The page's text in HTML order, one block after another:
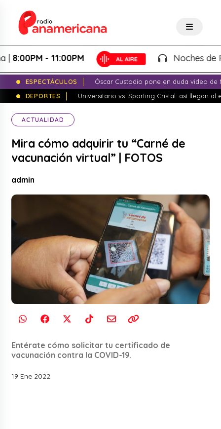
- 11:00PM Noches de
ESPECTÁCULOS
Óscar Custodio pone en duda video de
DEPORTES
Universitario vs. Sporting Cristal: así llegan al
ACTUALIDAD
Mira cómo adquirir tu “Carné de
vacunación virtual” | FOTOS
admin
Entérate cómo solicitar tu certificado de
vacunación contra la COVID-19.
19 Ene 2022